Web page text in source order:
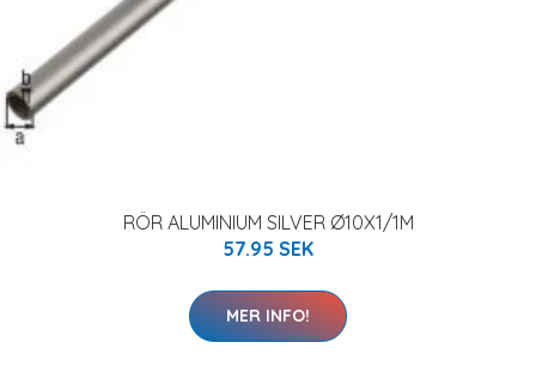
RÖR ALUMINIUM SILVER Ø10X1/1M
57.95 SEK
MER INFO!